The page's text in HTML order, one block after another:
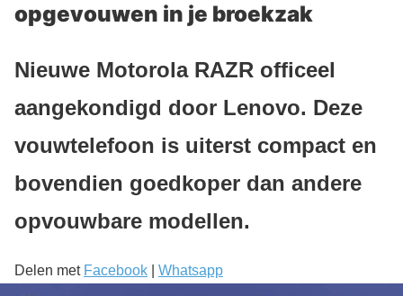
opgevouwen in je broekzak
Nieuwe Motorola RAZR officeel
aangekondigd door Lenovo. Deze
vouwtelefoon is uiterst compact en
bovendien goedkoper dan andere
opvouwbare modellen.
Delen met Facebook Whatsapp